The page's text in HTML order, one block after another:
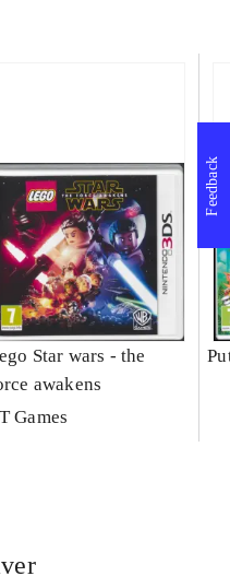
Star wars - the
awakens
Games
Feedback